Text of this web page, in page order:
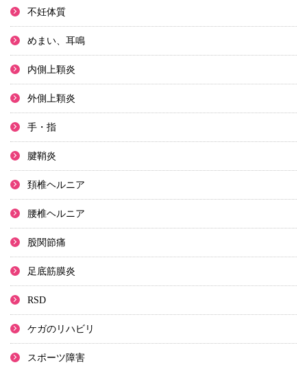
不妊体質
めまい、耳鳴
内側上顆炎
外側上顆炎
手・指
腱鞘炎
頚椎ヘルニア
腰椎ヘルニア
股関節痛
足底筋膜炎
RSD
ケガのリハビリ
スポーツ障害